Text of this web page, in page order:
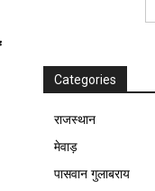
Categories
राजस्थान
मेवाड़
पासवान गुलाबराय